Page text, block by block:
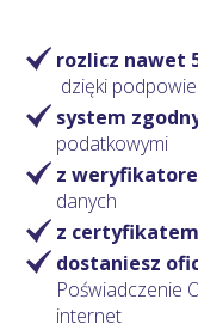
rozlicz nawet
dzięki
system
podatkowymi
z
danych
z certyfikatem
dostaniesz
Poświadczenie
internet